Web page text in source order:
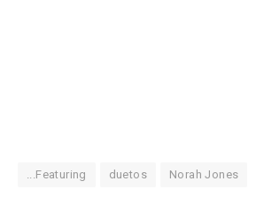
...Featuring duetos Norah Jones